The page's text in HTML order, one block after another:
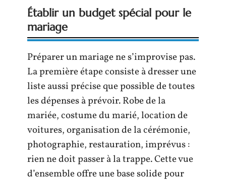
Établir un budget spécial pour le
mariage
Préparer un mariage ne s’improvise pas.
La première étape consiste à dresser une
liste aussi précise que possible de toutes
les dépenses à prévoir. Robe de la
mariée, costume du marié, location de
voitures, organisation de la cérémonie,
photographie, restauration, imprévus :
rien ne doit passer à la trappe. Cette vue
d’ensemble offre une base solide pour